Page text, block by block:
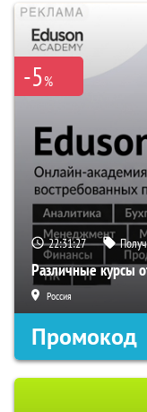
-5%
22:31:26
Различные курсы
Россия
Промокод